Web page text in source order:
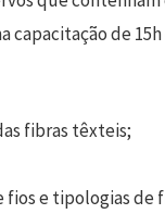
de
fibras têxteis;
fios e tipologias de